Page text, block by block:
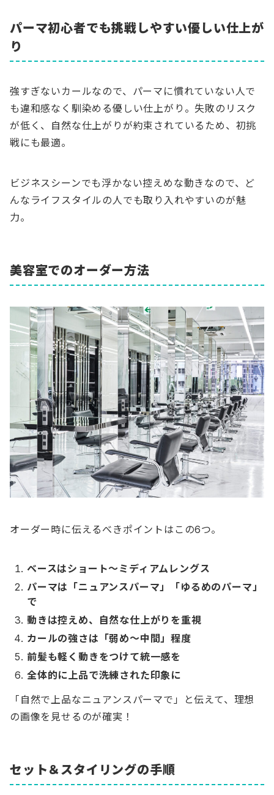
パーマ初心者でも挑戦しやすい優しい仕上が
り
強すぎないカールなので、パーマに慣れていない人で
も違和感なく馴染める優しい仕上がり。失敗のリスク
が低く、自然な仕上がりが約束されているため、初挑
戦にも最適。
ビジネスシーンでも浮かない控えめな動きなので、ど
んなライフスタイルの人でも取り入れやすいのが魅
力。
美容室でのオーダー方法
オーダー時に伝えるべきポイントはこの6つ。
ベースはショート〜ミディアムレングス
パーマは「ニュアンスパーマ」「ゆるめのパーマ」
で
動きは控えめ、自然な仕上がりを重視
カールの強さは「弱め〜中間」程度
前髪も軽く動きをつけて統一感を
全体的に上品で洗練された印象に
「自然で上品なニュアンスパーマで」と伝えて、理想
の画像を見せるのが確実！
セット＆スタイリングの手順